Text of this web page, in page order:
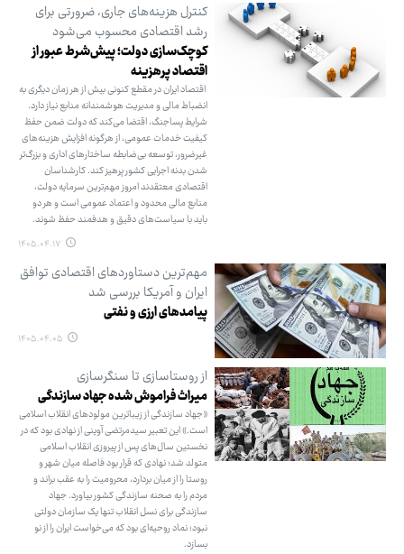
کنترل هزینه‌های جاری، ضرورتی برای
رشد اقتصادی محسوب می‌شود
کوچک‌سازی دولت؛ پیش‌شرط عبور از
اقتصاد پرهزینه
اقتصاد ایران در مقطع کنونی بیش از هر زمان دیگری به
انضباط مالی و مدیریت هوشمندانه منابع نیاز دارد.
شرایط پساجنگ، اقتضا می‌کند که دولت ضمن حفظ
کیفیت خدمات عمومی، از هرگونه افزایش هزینه‌های
غیرضرور، توسعه بی‌ضابطه ساختارهای اداری و بزرگ‌تر
شدن بدنه اجرایی کشور پرهیز کند. کارشناسان
اقتصادی معتقدند امروز مهم‌ترین سرمایه دولت،
منابع مالی محدود و اعتماد عمومی است و هر دو
باید با سیاست‌های دقیق و هدفمند حفظ شوند.
۱۴۰۵.۰۴.۱۷
مهم‌ترین دستاوردهای اقتصادی توافق
ایران و آمریکا بررسی شد
پیامدهای ارزی و نفتی
۱۴۰۵.۰۴.۰۵
از روستاسازی تا سنگرسازی
میراث فراموش شده جهاد سازندگی
«جهاد سازندگی از زیباترین مولودهای انقلاب اسلامی
است.» این تعبیر سیدمرتضی آوینی از نهادی بود که در
نخستین سال‌های پس از پیروزی انقلاب اسلامی
متولد شد؛ نهادی که قرار بود فاصله میان شهر و
روستا را از میان بردارد، محرومیت را به عقب براند و
مردم را به صحنه سازندگی کشور بیاورد. جهاد
سازندگی برای نسل انقلاب تنها یک سازمان دولتی
نبود؛ نماد روحیه‌ای بود که می‌خواست ایران را از نو
بسازد.